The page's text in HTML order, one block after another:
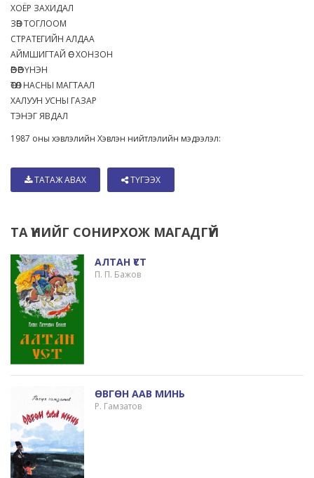
ХОЁР ЗАХИДАЛ
ЗӨВ ТОГЛООМ
СТРАТЕГИЙН АЛДАА
АЙМШИГТАЙ ӨС ХОНЗОН
ӨӨР ӨӨР ҮНЭН
ӨТӨЛ НАСНЫ МАГТААЛ
ХАЛУУН УСНЫ ГАЗАР
ТЭНЭГ ЯВДАЛ
1987 оны хэвлэлийн Хэвлэн нийтлэлийн мэдээлэл:
ТАТАЖ АВАХ ТҮГЭЭХ
ТА ҮҮНИЙГ СОНИРХОЖ МАГАДГҮЙ
АЛТАН ҮСТ
П. П. Бажов
ӨВГӨН ААВ МИНЬ
Р. Гамзатов